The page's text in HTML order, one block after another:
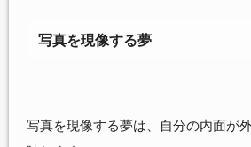
写真を現像する夢
写真を現像する夢は、自分の内面が